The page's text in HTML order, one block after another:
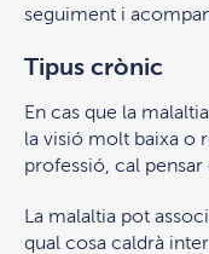
seguiment i
Tipus crònic
En cas que la
la visió molt baixa o
professió, cal pensar
La malaltia pot
qual cosa caldrà